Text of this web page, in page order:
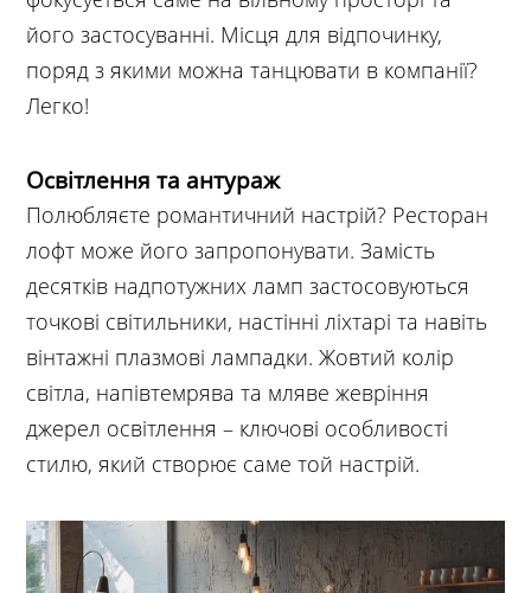
його застосуванні. Місця для відпочинку,
поряд з якими можна танцювати в компанії?
Легко!
Освітлення та антураж
Полюбляєте романтичний настрій? Ресторан
лофт може його запропонувати. Замість
десятків надпотужних ламп застосовуються
точкові світильники, настінні ліхтарі та навіть
вінтажні плазмові лампадки. Жовтий колір
світла, напівтемрява та мляве жевріння
джерел освітлення – ключові особливості
стилю, який створює саме той настрій.